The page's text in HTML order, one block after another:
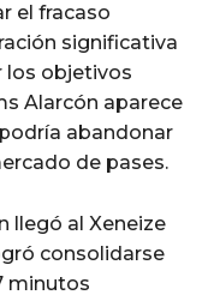
el fracaso
significativa
los objetivos
Alarcón aparece
abandonar
de pases.
llegó al Xeneize
consolidarse
minutos